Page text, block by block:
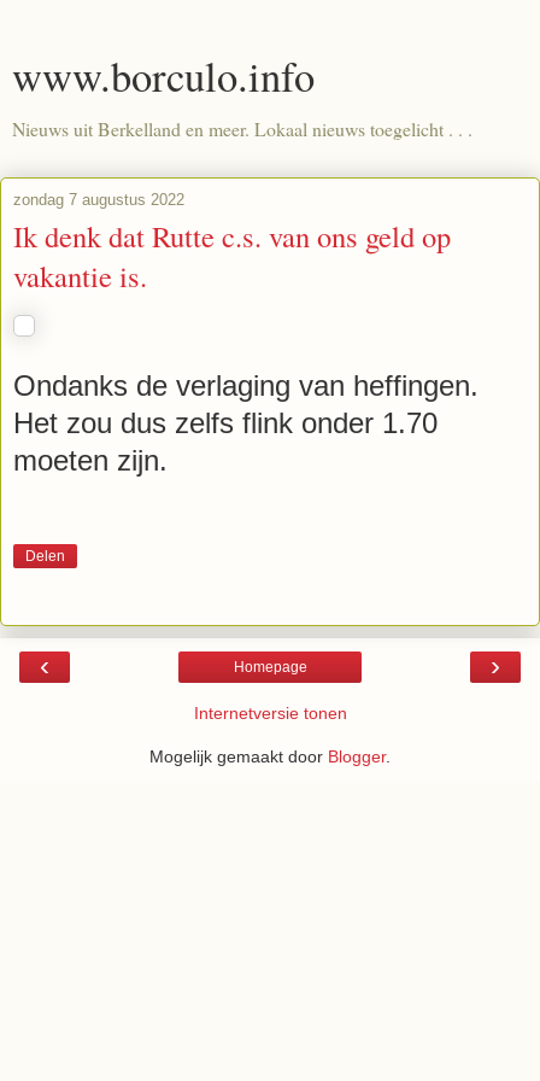
www.borculo.info
Nieuws uit Berkelland en meer. Lokaal nieuws toegelicht . . .
zondag 7 augustus 2022
Ik denk dat Rutte c.s. van ons geld op
vakantie is.
Ondanks de verlaging van heffingen.
Het zou dus zelfs flink onder 1.70
moeten zijn.
Delen
‹ ›
Homepage
Internetversie tonen
Mogelijk gemaakt door Blogger.